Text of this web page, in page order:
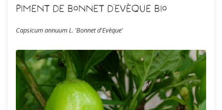
Piment de Bonnet d'Evèque Bio
Capsicum annuum L. 'Bonnet d'Evèque'